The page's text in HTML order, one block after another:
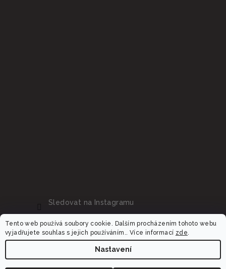
Tento web používá soubory cookie. Dalším procházením tohoto webu
vyjadřujete souhlas s jejich používáním.. Více informací zde.
Nastavení
Sledovat na Instagramu